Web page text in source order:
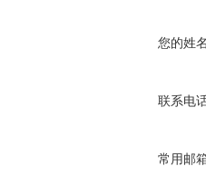
您的姓
联系电
常用邮